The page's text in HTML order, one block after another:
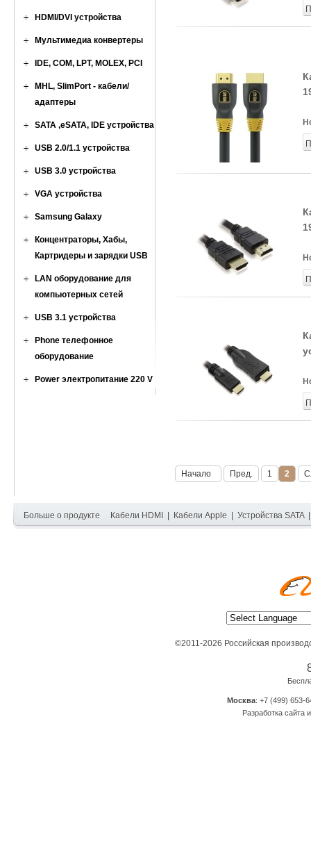
HDMI/DVI устройства
Мультимедиа конвертеры
IDE, COM, LPT, MOLEX, PCI
MHL, SlimPort - кабели/
адаптеры
SATA ,eSATA, IDE устройства
USB 2.0/1.1 устройства
USB 3.0 устройства
VGA устройства
Samsung Galaxy
Концентраторы, Хабы,
Картридеры и зарядки USB
LAN оборудование для
компьютерных сетей
USB 3.1 устройства
Phone телефонное
оборудование
Power электропитание 220 V
Начало Пред. 1 2
Больше о продукте Кабели HDMI Кабели Apple Устройства SATA
©2011-2026 Российская
Москва: +7 (499) 653-
Разработка сайта